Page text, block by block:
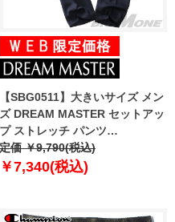
【SBG0511】大きいサイズ メン
ズ DREAM MASTER セットアッ
プ ストレッチ パンツ
dm2232pw-se
定価 ￥9,790(税込)
￥7,340(税込)